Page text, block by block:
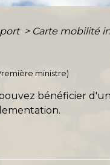
> Carte mobilité
ministre)
bénéficier